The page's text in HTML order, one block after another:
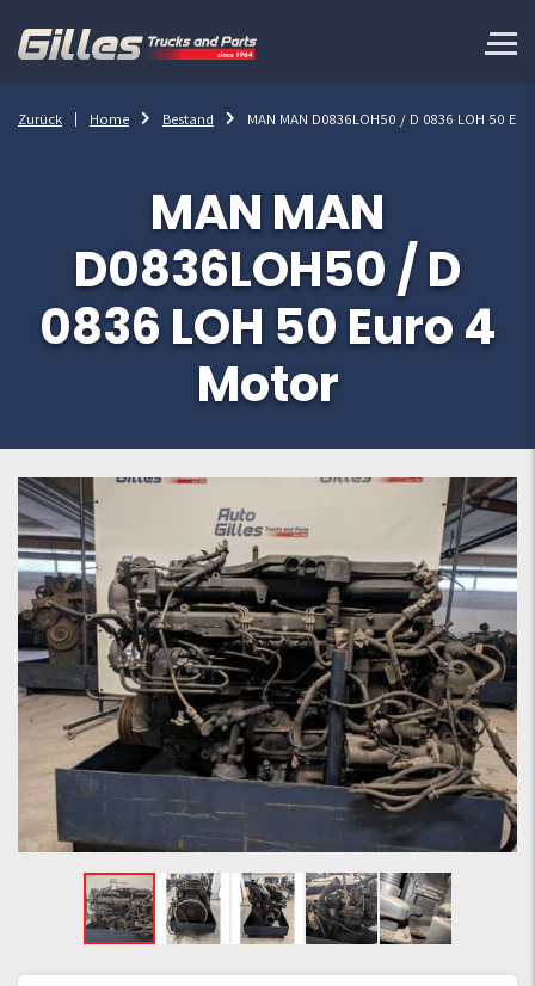
Zurück Home Bestand MAN MAN D0836LOH50 / D 0836 LOH 50
MAN MAN
D0836LOH50 / D
0836 LOH 50 Euro 4
Motor